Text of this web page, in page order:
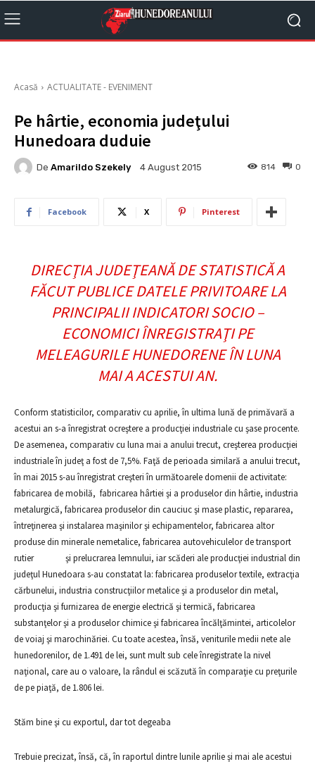
Acasă ACTUALITATE - EVENIMENT
Pe hârtie, economia judeţului
Hunedoara duduie
De Amarildo Szekely 4 August 2015 0
814
Facebook X Pinterest
DIRECŢIA JUDEŢEANĂ DE STATISTICĂ A
FĂCUT PUBLICE DATELE PRIVITOARE LA
PRINCIPALII INDICATORI SOCIO –
ECONOMICI ÎNREGISTRAŢI PE
MELEAGURILE HUNEDORENE ÎN LUNA
MAI A ACESTUI AN.
Conform statisticilor, comparativ cu aprilie, în ultima lună de primăvară a
acestui an s-a înregistrat ocreştere a producţiei industriale cu şase procente.
De asemenea, comparativ cu luna mai a anului trecut, creşterea producţiei
industriale în judeţ a fost de 7,5%. Faţă de perioada similară a anului trecut,
în mai 2015 s-au înregistrat creşteri în următoarele domenii de activitate:
fabricarea de mobilă, fabricarea hârtiei şi a produselor din hârtie, industria
metalurgică, fabricarea produselor din cauciuc şi mase plastic, repararea,
întreţinerea şi instalarea maşinilor şi echipamentelor, fabricarea altor
produse din minerale nemetalice, fabricarea autovehiculelor de transport
rutier şi prelucrarea lemnului, iar scăderi ale producţiei industrial din
judeţul Hunedoara s-au constatat la: fabricarea produselor textile, extracţia
cărbunelui, industria construcţiilor metalice şi a produselor din metal,
producţia şi furnizarea de energie electrică şi termică, fabricarea
substanţelor şi a produselor chimice şi fabricarea încălţămintei, articolelor
de voiaj şi marochinăriei. Cu toate acestea, însă, veniturile medii nete ale
hunedorenilor, de 1.491 de lei, sunt mult sub cele înregistrate la nivel
naţional, care au o valoare, la rândul ei scăzută în comparaţie cu preţurile
de pe piaţă, de 1.806 lei.
Stăm bine şi cu exportul, dar tot degeaba
Trebuie precizat, însă, că, în raportul dintre lunile aprilie şi mai ale acestui